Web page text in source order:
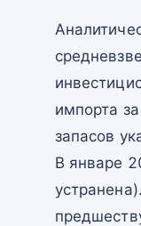
импорта
запасов
В январе